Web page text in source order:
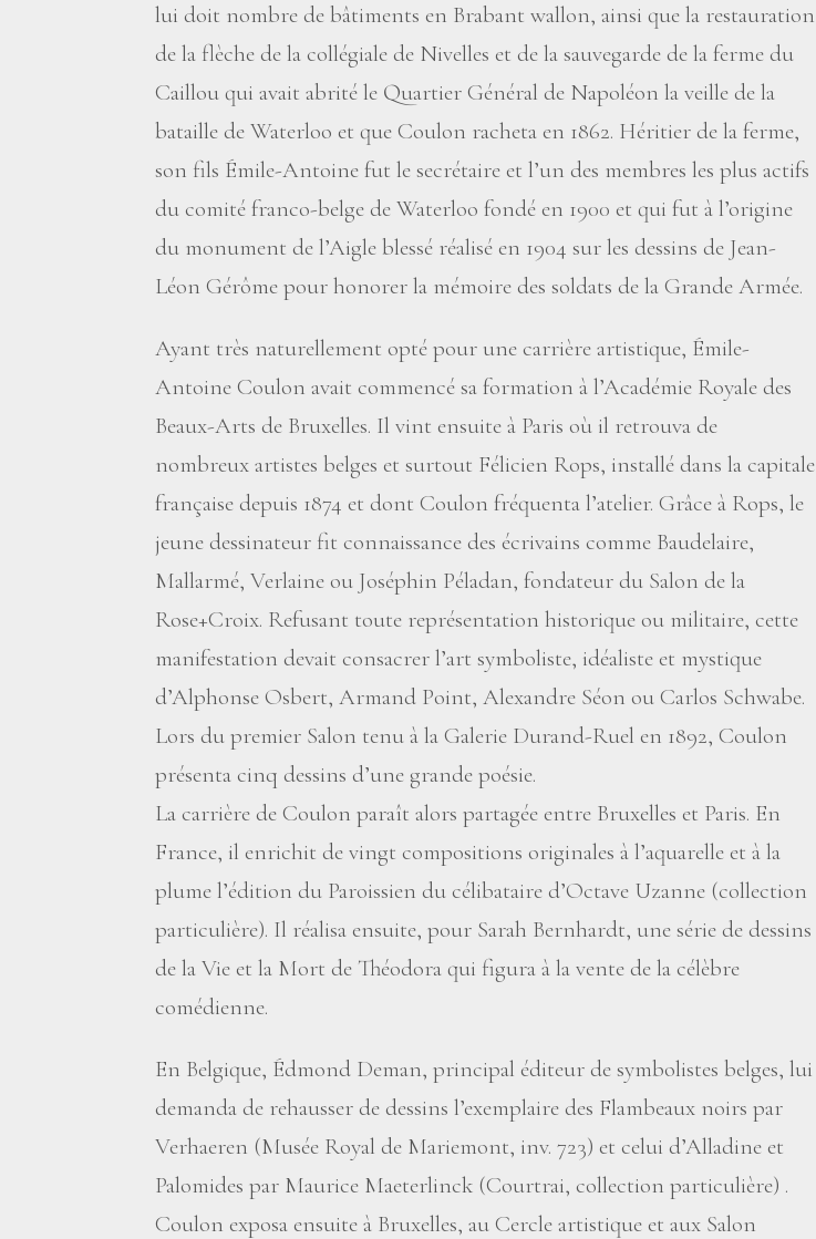
lui doit nombre de bâtiments en Brabant wallon, ainsi que la restauration
de la flèche de la collégiale de Nivelles et de la sauvegarde de la ferme du
Caillou qui avait abrité le Quartier Général de Napoléon la veille de la
bataille de Waterloo et que Coulon racheta en 1862. Héritier de la ferme,
son fils Émile-Antoine fut le secrétaire et l’un des membres les plus actifs
du comité franco-belge de Waterloo fondé en 1900 et qui fut à l’origine
du monument de l’Aigle blessé réalisé en 1904 sur les dessins de Jean-
Léon Gérôme pour honorer la mémoire des soldats de la Grande Armée.
Ayant très naturellement opté pour une carrière artistique, Émile-
Antoine Coulon avait commencé sa formation à l’Académie Royale des
Beaux-Arts de Bruxelles. Il vint ensuite à Paris où il retrouva de
nombreux artistes belges et surtout Félicien Rops, installé dans la capitale
française depuis 1874 et dont Coulon fréquenta l’atelier. Grâce à Rops, le
jeune dessinateur fit connaissance des écrivains comme Baudelaire,
Mallarmé, Verlaine ou Joséphin Péladan, fondateur du Salon de la
Rose+Croix. Refusant toute représentation historique ou militaire, cette
manifestation devait consacrer l’art symboliste, idéaliste et mystique
d’Alphonse Osbert, Armand Point, Alexandre Séon ou Carlos Schwabe.
Lors du premier Salon tenu à la Galerie Durand-Ruel en 1892, Coulon
présenta cinq dessins d’une grande poésie.
La carrière de Coulon paraît alors partagée entre Bruxelles et Paris. En
France, il enrichit de vingt compositions originales à l’aquarelle et à la
plume l’édition du Paroissien du célibataire d’Octave Uzanne (collection
particulière). Il réalisa ensuite, pour Sarah Bernhardt, une série de dessins
de la Vie et la Mort de Théodora qui figura à la vente de la célèbre
comédienne.
En Belgique, Édmond Deman, principal éditeur de symbolistes belges, lui
demanda de rehausser de dessins l’exemplaire des Flambeaux noirs par
Verhaeren (Musée Royal de Mariemont, inv. 723) et celui d’Alladine et
Palomides par Maurice Maeterlinck (Courtrai, collection particulière) .
Coulon exposa ensuite à Bruxelles, au Cercle artistique et aux Salon